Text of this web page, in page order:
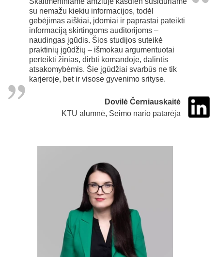
su nemažu kiekiu informacijos, todėl
gebėjimas aiškiai, įdomiai ir paprastai pateikti
informaciją skirtingoms auditorijoms –
naudingas įgūdis. Šios studijos suteikė
praktinių įgūdžių – išmokau argumentuotai
perteikti žinias, dirbti komandoje, dalintis
atsakomybėmis. Šie įgūdžiai svarbūs ne tik
karjeroje, bet ir visose gyvenimo srityse.
Dovilė Černiauskaitė
KTU alumnė, Seimo nario patarėja